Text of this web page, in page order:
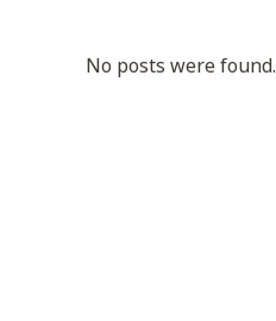
No posts were found.